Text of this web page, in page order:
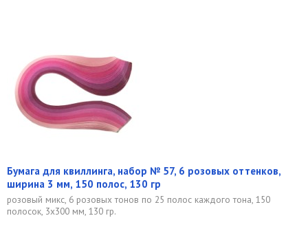
Бумага для квиллинга, набор № 57, 6 розовых оттенков,
ширина 3 мм, 150 полос, 130 гр
розовый микс, 6 розовых тонов по 25 полос каждого тона, 150
полосок, 3х300 мм, 130 гр.